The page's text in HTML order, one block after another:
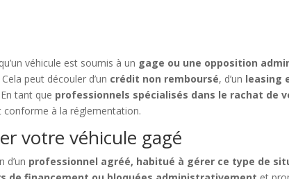
véhicule est soumis à un gage ou une opposition
peut découler d’un crédit non remboursé, d’un leasing
tant que professionnels spécialisés dans le rachat de
à la réglementation.
votre véhicule gagé
d’un professionnel agréé, habitué à gérer ce type de